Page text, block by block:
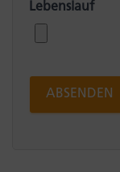
Lebenslauf